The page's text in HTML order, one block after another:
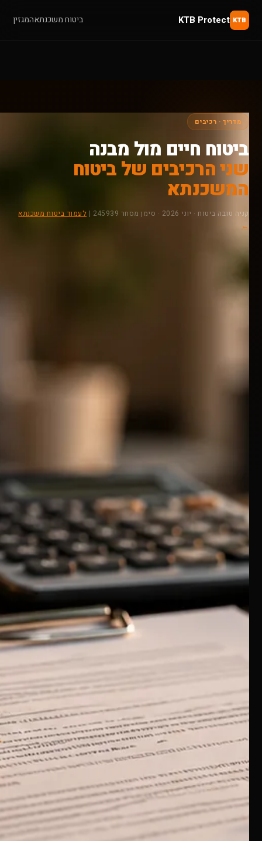
KTB
KTB Protect ביטוח משכנתאהמגזין
מדריך · רכיבים
ביטוח חיים מול מבנה
שני הרכיבים של ביטוח
המשכנתא
קניה טובה ביטוח · יוני 2026 · סימן מסחר 245939 |
לעמוד ביטוח משכנתא
←